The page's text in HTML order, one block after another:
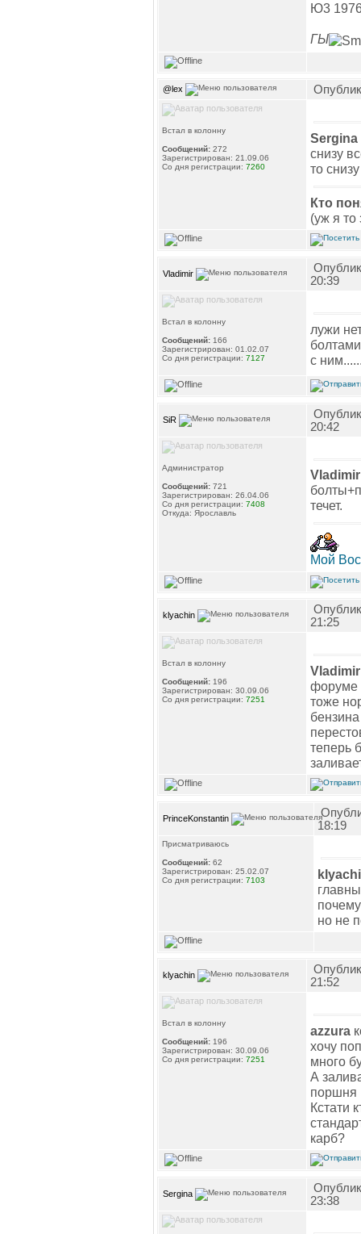
Ю3
ГЫ
@lex
Встал в колонну
Сообщений: 272
Зарегистрирован: 21.09.06
Со дня регистрации: 7260
Sergina
снизу
то
Кто
(уж я то
Vladimir
20:39
Встал в колонну
Сообщений: 166
Зарегистрирован: 01.02.07
Со дня регистрации: 7127
лужи
с
SiR
20:42
Администратор
Сообщений: 721
Зарегистрирован: 26.04.06
Со дня регистрации: 7408
Откуда: Ярославль
Vladimir
течет.
Мой
klyachin
21:25
Встал в колонну
Сообщений: 196
Зарегистрирован: 30.09.06
Со дня регистрации: 7251
Vladimir
форуме
тоже
теперь
PrinceKonstantin
18:19
Присматриваюсь
Сообщений: 62
Зарегистрирован: 25.02.07
Со дня регистрации: 7103
но не
klyachin
21:52
Встал в колонну
Сообщений: 196
Зарегистрирован: 30.09.06
Со дня регистрации: 7251
azzura
хочу
много
А
поршня
Кстати
карб?
Sergina
23:38